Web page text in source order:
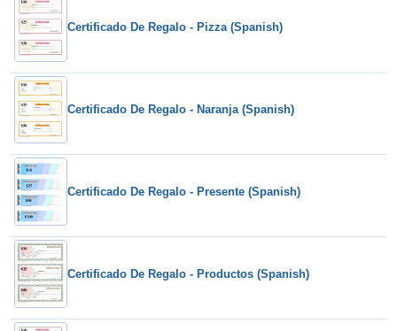
Certificado De Regalo - Pizza (Spanish)
Certificado De Regalo - Naranja (Spanish)
Certificado De Regalo - Presente (Spanish)
Certificado De Regalo - Productos (Spanish)